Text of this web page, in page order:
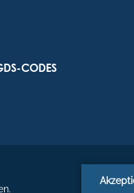
CODES